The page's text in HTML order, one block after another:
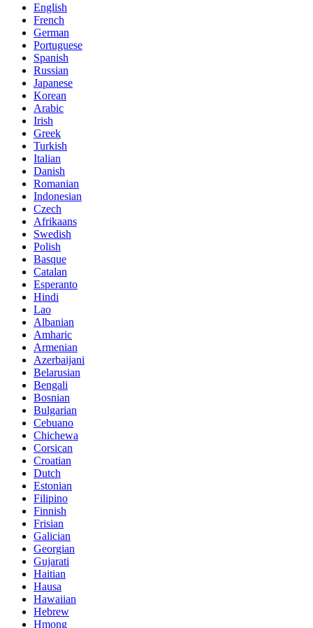
English
French
German
Portuguese
Spanish
Russian
Japanese
Korean
Arabic
Irish
Greek
Turkish
Italian
Danish
Romanian
Indonesian
Czech
Afrikaans
Swedish
Polish
Basque
Catalan
Esperanto
Hindi
Lao
Albanian
Amharic
Armenian
Azerbaijani
Belarusian
Bengali
Bosnian
Bulgarian
Cebuano
Chichewa
Corsican
Croatian
Dutch
Estonian
Filipino
Finnish
Frisian
Galician
Georgian
Gujarati
Haitian
Hausa
Hawaiian
Hebrew
Hmong